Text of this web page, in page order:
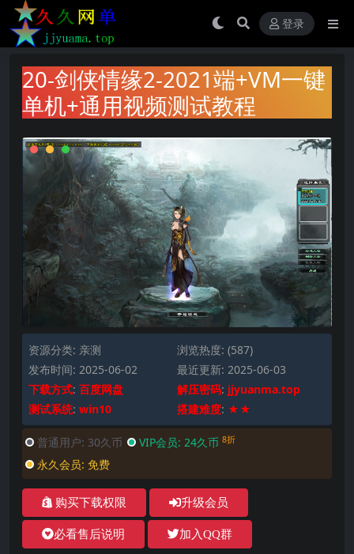
登录
20-剑侠情缘2-2021端+VM一键
单机+通用视频测试教程
资源分类: 亲测
浏览热度: (587)
发布时间: 2025-06-02
最近更新: 2025-06-03
下载方式: 百度网盘 解压密码: jjyuanma.top
测试系统: win10 搭建难度: ★★
普通用户: 30久币 VIP会员: 24久币 8折
永久会员: 免费
购买下载权限 升级会员
必看售后说明 加入QQ群